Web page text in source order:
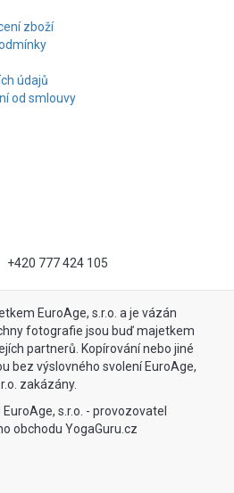
zboží
údajů
od smlouvy
+420 777 424 105
EuroAge, s.r.o. a je vázán
fotografie jsou buď majetkem
partnerů. Kopírování nebo jiné
bez výslovného svolení EuroAge,
zakázány.
s.r.o. - provozovatel
obchodu YogaGuru.cz